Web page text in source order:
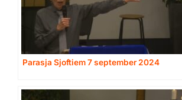
Parasja Sjoftiem 7 september 2024